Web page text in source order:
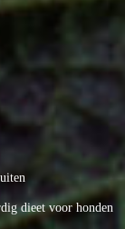
dieet voor honden